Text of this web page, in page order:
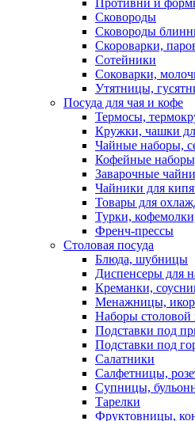
Противни и
Сковороды
Сковороды
Скороварки,
Сотейники
Соковарки,
Утятницы,
Посуда для чая и кофе
Термосы,
Кружки, чашки
Чайные наборы,
Кофейные
Заварочные
Чайники для
Товары для
Турки,
Френч-прессы
Столовая посуда
Блюда, шубницы
Диспенсеры для
Креманки,
Менажницы,
Наборы столовой
Подставки под
Подставки под
Салатники
Салфетницы,
Супницы,
Тарелки
Фруктовницы,